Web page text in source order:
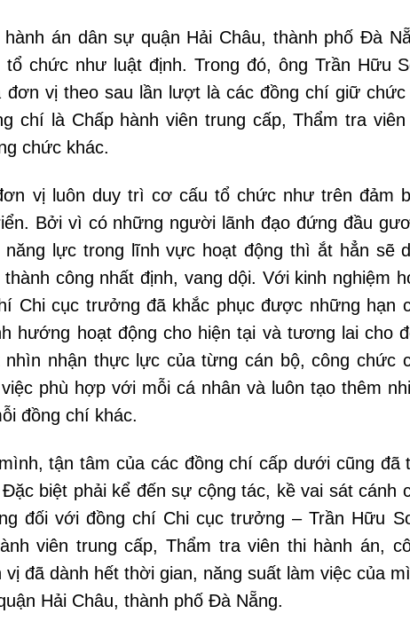
án dân sự quận Hải Châu, thành phố Đà
chức như luật định. Trong đó, ông Trần Hữu
vị theo sau lần lượt là các đồng chí giữ chức
chí là Chấp hành viên trung cấp, Thẩm tra viên
chức khác.
vị luôn duy trì cơ cấu tổ chức như trên đảm
Bởi vì có những người lãnh đạo đứng đầu
lực trong lĩnh vực hoạt động thì ắt hẳn sẽ
công nhất định, vang dội. Với kinh nghiệm
Chi cục trưởng đã khắc phục được những hạn
hướng hoạt động cho hiện tại và tương lai cho
nhận thực lực của từng cán bộ, công chức
phù hợp với mỗi cá nhân và luôn tạo thêm
đồng chí khác.
tận tâm của các đồng chí cấp dưới cũng đã
biệt phải kể đến sự cộng tác, kề vai sát cánh
đối với đồng chí Chi cục trưởng – Trần Hữu
viên trung cấp, Thẩm tra viên thi hành án,
đã dành hết thời gian, năng suất làm việc của
Hải Châu, thành phố Đà Nẵng.